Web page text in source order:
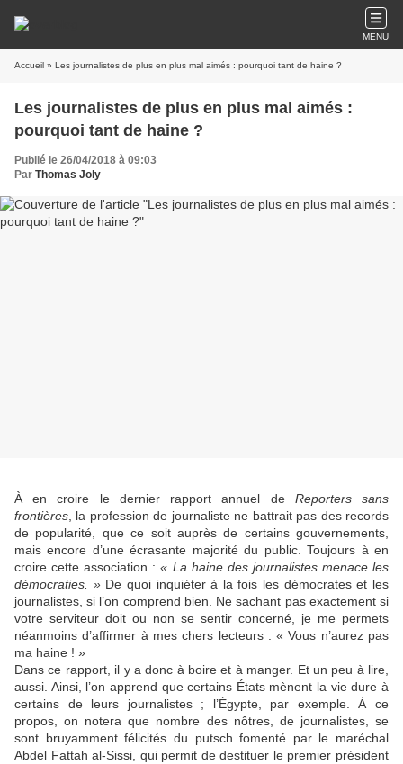
MENU
Accueil » Les journalistes de plus en plus mal aimés : pourquoi tant de haine ?
Les journalistes de plus en plus mal aimés :
pourquoi tant de haine ?
Publié le 26/04/2018 à 09:03
Par Thomas Joly
À en croire le dernier rapport annuel de Reporters sans
frontières , la profession de journaliste ne battrait pas des records
de popularité, que ce soit auprès de certains gouvernements,
mais encore d’une écrasante majorité du public. Toujours à en
croire cette association :« La haine des journalistes menace les
démocraties. »De quoi inquiéter à la fois les démocrates et les
journalistes, si l’on comprend bien. Ne sachant pas exactement si
votre serviteur doit ou non se sentir concerné, je me permets
néanmoins d’affirmer à mes chers lecteurs : « Vous n’aurez pas
ma haine ! »
Dans ce rapport, il y a donc à boire et à manger. Et un peu à lire,
aussi. Ainsi, l’on apprend que certains États mènent la vie dure à
certains de leurs journalistes ; l’Égypte, par exemple. À ce
propos, on notera que nombre des nôtres, de journalistes, se
sont bruyamment félicités du putsch fomenté par le maréchal
Abdel Fattah al-Sissi, qui permit de destituer le premier président